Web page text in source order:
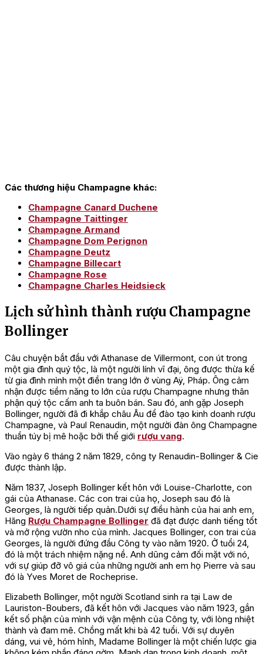
Các thương hiệu Champagne khác:
Champagne Canard Duchene
Champagne Taittinger
Champagne Armand
Champagne Dom Perignon
Champagne Deutz
Champagne Billecart
Champagne Rose
Champagne Charles Heidsieck
Lịch sử hình thành rượu Champagne
Bollinger
Câu chuyện bắt đầu với Athanase de Villermont, con út trong
một gia đình quý tộc, là một người lính vĩ đại, ông được thừa kế
từ gia đình mình một điền trang lớn ở vùng Aÿ, Pháp. Ông cảm
nhận được tiềm năng to lớn của rượu Champagne nhưng thân
phận quý tộc cấm anh ta buôn bán. Sau đó, anh gặp Joseph
Bollinger, người đã đi khắp châu Âu để đào tạo kinh doanh rượu
Champagne, và Paul Renaudin, một người đàn ông Champagne
thuần túy bị mê hoặc bởi thế giới rượu vang.
Vào ngày 6 tháng 2 năm 1829, công ty Renaudin-Bollinger & Cie
được thành lập.
Năm 1837, Joseph Bollinger kết hôn với Louise-Charlotte, con
gái của Athanase. Các con trai của họ, Joseph sau đó là
Georges, là người tiếp quản.Dưới sự điều hành của hai anh em,
Hãng Rượu Champagne Bollinger đã đạt được danh tiếng tốt
và mở rộng vườn nho của mình. Jacques Bollinger, con trai của
Georges, là người đứng đầu Công ty vào năm 1920. Ở tuổi 24,
đó là một trách nhiệm nặng nề. Anh dũng cảm đối mặt với nó,
với sự giúp đỡ vô giá của những người anh em họ Pierre và sau
đó là Yves Moret de Rocheprise.
Elizabeth Bollinger, một người Scotland sinh ra tại Law de
Lauriston-Boubers, đã kết hôn với Jacques vào năm 1923, gắn
kết số phận của mình với vận mệnh của Công ty, với lòng nhiệt
thành và đam mê. Chồng mất khi bà 42 tuổi. Với sự duyên
dáng, vui vẻ, hóm hỉnh, Madame Bollinger là một chiến lược gia